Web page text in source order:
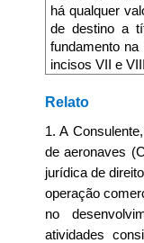
há qualquer
de destino a
fundamento na
incisos VII e
Relato
1. A
de aeronaves
jurídica de
operação
no
atividades